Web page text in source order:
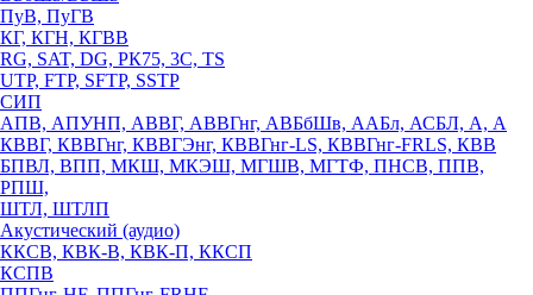
ПуВ, ПуГВ
КГ, КГН, КГВВ
RG, SAT, DG, РК75, 3С, TS
UTP, FTP, SFTP, SSTP
СИП
АПВ, АПУНП, АВВГ, АВВГнг, АВБбШв, ААБл, АСБЛ, А, А
КВВГ, КВВГнг, КВВГЭнг, КВВГнг-LS, КВВГнг-FRLS, КВВ
БПВЛ, ВПП, МКШ, МКЭШ, МГШВ, МГТФ, ПНСВ, ППВ,
РПШ,
ШТЛ, ШТЛП
Акустический (аудио)
ККСВ, КВК-В, КВК-П, ККСП
КСПВ